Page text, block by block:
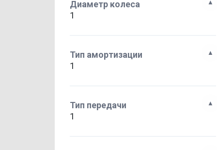
Диаметр колеса
1
Тип амортизации
1
Тип передачи
1